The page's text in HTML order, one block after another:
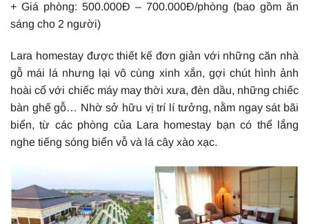
+ Giá phòng: 500.000Đ – 700.000Đ/phòng (bao gồm ăn
sáng cho 2 người)
Lara homestay được thiết kế đơn giản với những căn nhà
gỗ mái lá nhưng lại vô cùng xinh xắn, gợi chút hình ảnh
hoài cổ với chiếc máy may thời xưa, đèn dầu, những chiếc
bàn ghế gỗ… Nhờ sở hữu vị trí lí tưởng, nằm ngay sát bãi
biển, từ các phòng của Lara homestay bạn có thể lắng
nghe tiếng sóng biển vỗ và lá cây xào xạc.